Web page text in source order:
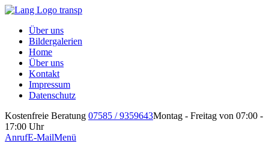
Über uns
Bildergalerien
Home
Über uns
Kontakt
Impressum
Datenschutz
Kostenfreie Beratung 07585 / 9359643Montag - Freitag von 07:00 -
17:00 Uhr
AnrufE-MailMenü